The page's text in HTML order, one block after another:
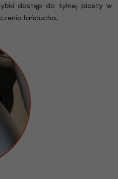
dostęp do tylnej piasty w
łańcucha.